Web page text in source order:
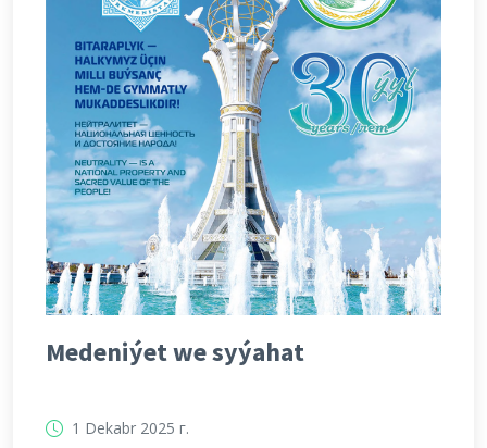
Medeniýet we syýahat
1 Dekabr 2025 г.